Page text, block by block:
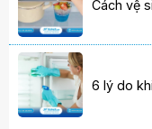
Cách vệ
6 lý do